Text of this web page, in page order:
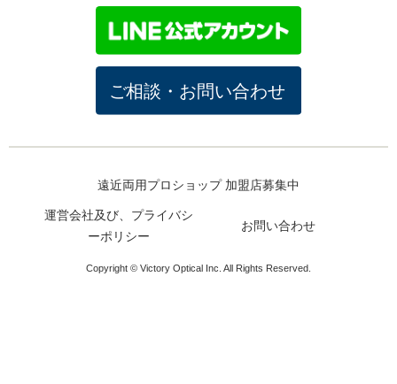
遠近両用プロショップ 加盟店募集中
運営会社及び、プライバシ
ーポリシー
お問い合わせ
Copyright © Victory Optical Inc. All Rights Reserved.